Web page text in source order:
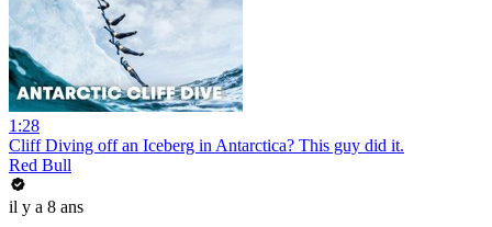
1:28
Cliff Diving off an Iceberg in Antarctica? This guy did it.
Red Bull
il y a 8 ans